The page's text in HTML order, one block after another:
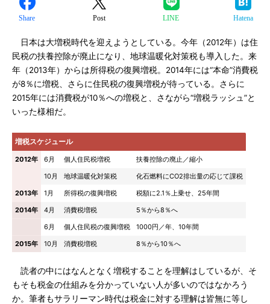
Share Post LINE Hatena
日本は大増税時代を迎えようとしている。今年（2012年）は住
民税の扶養控除が廃止になり、地球温暖化対策税も導入した。来
年（2013年）からは所得税の復興増税。2014年には“本命”消費税
が8％に増税、さらに住民税の復興増税が待っている。さらに
2015年には消費税が10％への増税と、さながら“増税ラッシュ”と
いった様相だ。
増税スケジュール
2012年 6月 個人住民税増税
扶養控除の廃止／縮小
10月
地球温暖化対策税
化石燃料にCO2排出量の応じて課税
2013年
1月 所得税の復興増税
税額に2.1％上乗せ、25年間
2014年
4月 消費税増税
5％から8％へ
6月
個人住民税の復興増税
1000円／年、10年間
2015年
10月 消費税増税 8％から10％へ
読者の中にはなんとなく増税することを理解はしているが、そ
もそも税金の仕組みを分かっていない人が多いのではなかろう
か。筆者もサラリーマン時代は税金に対する理解は皆無に等し